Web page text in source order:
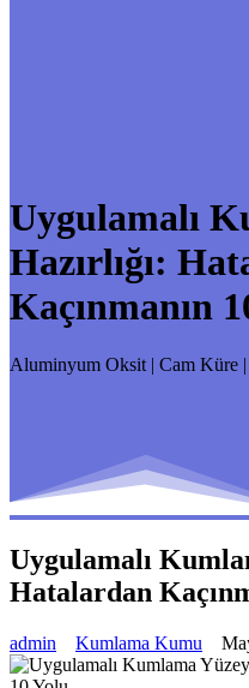
Uygulamalı
Hazırlığı:
Kaçınmanın
Aluminyum Oksit | Cam Küre |
Uygulamalı
Hatalardan
admin Kumlama Kumu